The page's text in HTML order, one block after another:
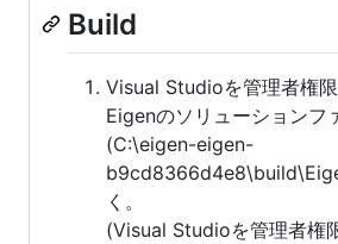
Build
Visual Studioを管理者権
Eigenのソリューションフ
(C:\eigen-eigen-
く。
(Visual Studioを管理者権